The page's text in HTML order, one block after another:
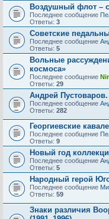
Воздушный флот –
Последнее сообщение
Ответы: 3
Советские
Последнее сообщение
Ответы: 5
Вольные
космоса»
Последнее сообщение
Ответы: 29
Андрей
Последнее сообщение
Ответы: 282
Георгиевские
Последнее сообщение
Ответы: 9
Новый год
Последнее сообщение
Ответы: 5
Народный герой
Последнее сообщение
Ответы: 59
Знаки различия